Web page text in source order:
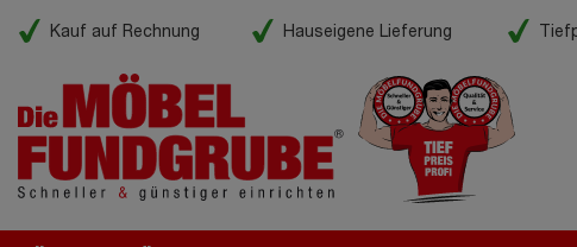
Kauf auf Rechnung Hauseigene Lieferung